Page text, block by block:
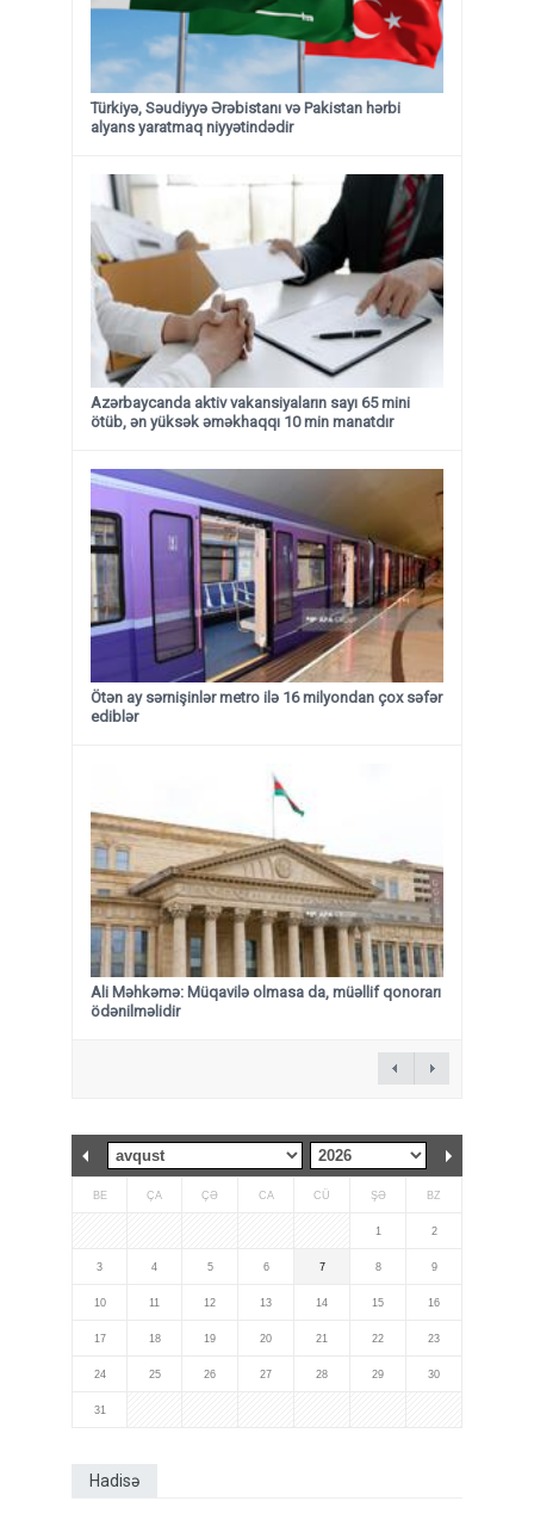
Türkiyə, Səudiyyə Ərəbistanı və Pakistan hərbi
alyans yaratmaq niyyətindədir
Azərbaycanda aktiv vakansiyaların sayı 65 mini
ötüb, ən yüksək əməkhaqqı 10 min manatdır
Ötən ay sərnişinlər metro ilə 16 milyondan çox səfər
ediblər
Ali Məhkəmə: Müqavilə olmasa da, müəllif qonorarı
ödənilməlidir
BE ÇA ÇƏ CA CÜ ŞƏ BZ
1 2
3 4 5 6 7 8 9
10 11 12 13 14 15 16
17 18 19 20 21 22 23
24 25 26 27 28 29 30
31
Hadisə